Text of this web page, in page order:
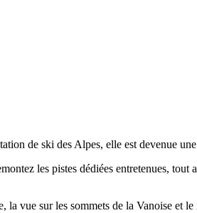
de ski des Alpes, elle est devenue
les pistes dédiées entretenues,
vue sur les sommets de la Vanoise et